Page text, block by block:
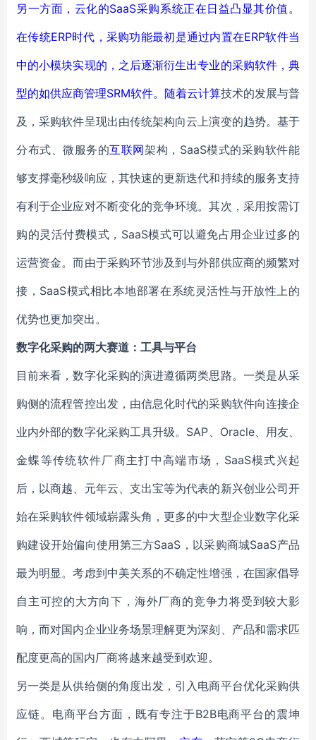
另一方面，云化的SaaS采购系统正在日益凸显其价值。
在传统ERP时代，采购功能最初是通过内置在ERP软件当
中的小模块实现的，之后逐渐衍生出专业的采购软件，典
型的如供应商管理SRM软件。随着云计算技术的发展与普
及，采购软件呈现出由传统架构向云上演变的趋势。基于
分布式、微服务的互联网架构，SaaS模式的采购软件能
够支撑毫秒级响应，其快速的更新迭代和持续的服务支持
有利于企业应对不断变化的竞争环境。其次，采用按需订
购的灵活付费模式，SaaS模式可以避免占用企业过多的
运营资金。而由于采购环节涉及到与外部供应商的频繁对
接，SaaS模式相比本地部署在系统灵活性与开放性上的
优势也更加突出。
数字化采购的两大赛道：工具与平台
目前来看，数字化采购的演进遵循两类思路。一类是从采
购侧的流程管控出发，由信息化时代的采购软件向连接企
业内外部的数字化采购工具升级。SAP、Oracle、用友、
金蝶等传统软件厂商主打中高端市场，SaaS模式兴起
后，以商越、元年云、支出宝等为代表的新兴创业公司开
始在采购软件领域崭露头角，更多的中大型企业数字化采
购建设开始偏向使用第三方SaaS，以采购商城SaaS产品
最为明显。考虑到中美关系的不确定性增强，在国家倡导
自主可控的大方向下，海外厂商的竞争力将受到较大影
响，而对国内企业业务场景理解更为深刻、产品和需求匹
配度更高的国内厂商将越来越受到欢迎。
另一类是从供给侧的角度出发，引入电商平台优化采购供
应链。电商平台方面，既有专注于B2B电商平台的震坤